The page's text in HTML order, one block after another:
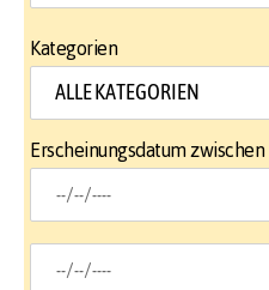
Kategorien
Erscheinungsdatum zwischen